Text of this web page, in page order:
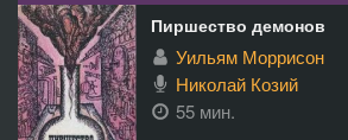
Пиршество демонов
Уильям Моррисон
Николай Козий
55 мин.